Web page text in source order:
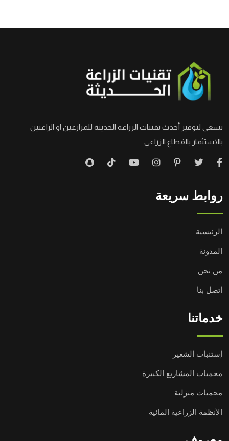
نسعى لتوفير أحدث تقنيات الزراعة الحديثة للمزارعين او الراغبين
بالاستثمار بالقطاع الزراعي
روابط سريعة
الرئيسية
المدونة
من نحن
اتصل بنا
خدماتنا
إستنبات الشعير
محميات المشاريع الكبيرة
محميات منزلية
الأنظمة الزراعية المائية